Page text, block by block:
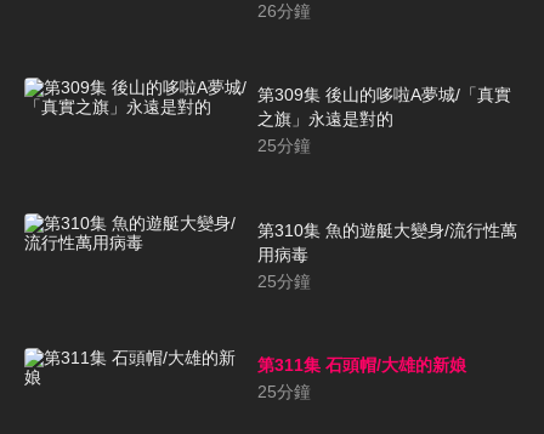
26分鐘
第309集 後山的哆啦A夢城/「真實
之旗」永遠是對的
25分鐘
第310集 魚的遊艇大變身/流行性萬
用病毒
25分鐘
第311集 石頭帽/大雄的新娘
25分鐘